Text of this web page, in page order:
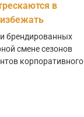
в
брендированных
смене сезонов
корпоративного